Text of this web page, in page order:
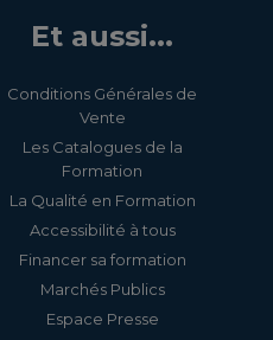
Et aussi...
Conditions Générales de
Vente
Les Catalogues de la
Formation
La Qualité en Formation
Accessibilité à tous
Financer sa formation
Marchés Publics
Espace Presse